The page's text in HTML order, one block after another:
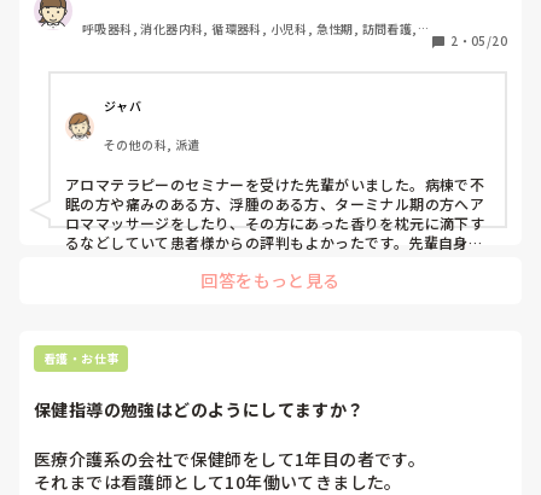
看護師の仕事にも役立つ習い事、
オススメのセミナーなど
スキルアップやストレス緩和につながるような学びがあれ
呼吸器科, 消化器内科, 循環器科, 小児科, 急性期, 訪問看護,
2 ・ 05/20
ジャバ
その他の科, 派遣
アロマテラピーのセミナーを受けた先輩がいました。病棟で不
眠の方や痛みのある方、浮腫のある方、ターミナル期の方へア
ロママッサージをしたり、その方にあった香りを枕元に滴下す
るなどしていて患者様からの評判もよかったです。先輩自身も
回答をもっと見る
看護・お仕事
保健指導の勉強はどのようにしてますか？
医療介護系の会社で保健師をして1年目の者です。
それまでは看護師として10年働いてきました。